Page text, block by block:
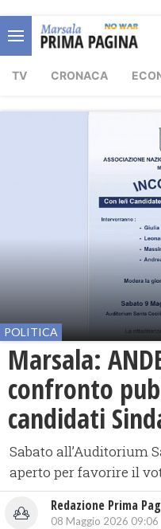
TV CRONACA
POLITICA
Marsala:
confronto
candidati
Sabato all’Auditorium
aperto per favorire il
Redazione Prima
08 Maggio 2026 09:06